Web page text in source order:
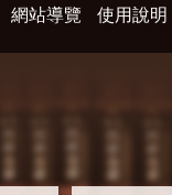
網站導覽 使用說明